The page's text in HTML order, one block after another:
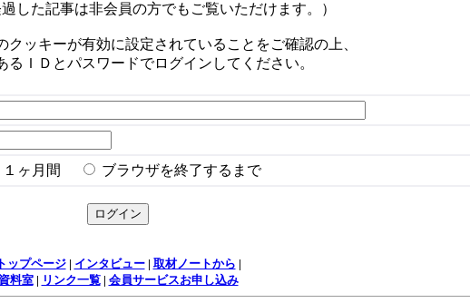
過した記事は非会員の方でもご覧いただけます。）
クッキーが有効に設定されていることをご確認の上、
るＩＤとパスワードでログインしてください。
１ヶ月間 ブラウザを終了するまで
トップページ| インタビュー| 取材ノートから |
資料室| リンク一覧| 会員サービスお申し込み